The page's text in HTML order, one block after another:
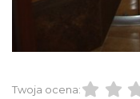
Twoja ocena: